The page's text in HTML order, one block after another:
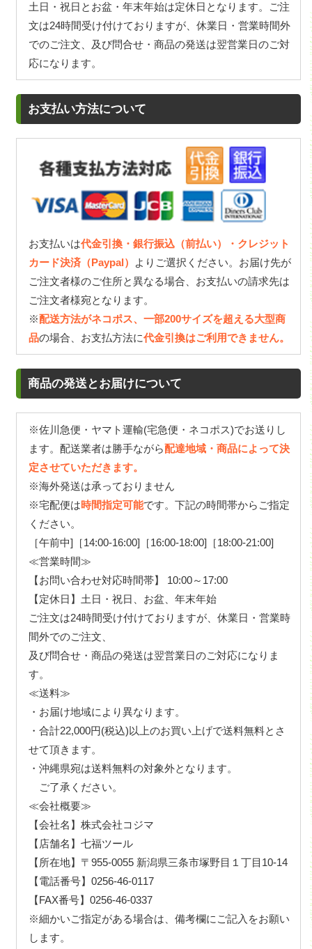
土日・祝日とお盆・年末年始は定休日となります。ご注
文は24時間受け付けておりますが、休業日・営業時間外
でのご注文、及び問合せ・商品の発送は翌営業日のご対
応になります。
お支払い方法について
お支払いは代金引換・銀行振込（前払い）・クレジット
カード決済（Paypal）
よりご選択ください。お届け先が
ご注文者様のご住所と異なる場合、お支払いの請求先は
ご注文者様宛となります。
※配送方法がネコポス、一部200サイズを超える大型商
品の場合、お支払方法に代金引換はご利用できません。
商品の発送とお届けについて
※佐川急便・ヤマト運輸(宅急便・ネコポス)でお送りし
ます。配送業者は勝手ながら配達地域・商品によって決
定させていただきます。
※海外発送は承っておりません
※宅配便は時間指定可能です。下記の時間帯からご指定
ください。
［午前中]［14:00-16:00]［16:00-18:00]［18:00-21:00]
≪営業時間≫
【お問い合わせ対応時間帯】 10:00～17:00
【定休日】土日・祝日、お盆、年末年始
ご注文は24時間受け付けておりますが、休業日・営業時
間外でのご注文、
及び問合せ・商品の発送は翌営業日のご対応になりま
す。
≪送料≫
・お届け地域により異なります。
・合計22,000円(税込)以上のお買い上げで送料無料とさ
せて頂きます。
・沖縄県宛は送料無料の対象外となります。
ご了承ください。
≪会社概要≫
【会社名】株式会社コジマ
【店舗名】七福ツール
【所在地】〒955-0055 新潟県三条市塚野目１丁目10-14
【電話番号】0256-46-0117
【FAX番号】0256-46-0337
※細かいご指定がある場合は、備考欄にご記入をお願い
します。